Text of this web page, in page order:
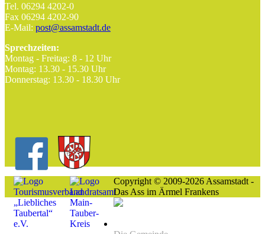
Tel. 06294 4202-0
Fax 06294 4202-90
E-Mail: post@assamstadt.de
Sprechzeiten:
Montag - Freitag: 8 - 12 Uhr
Montag: 13.30 - 15.30 Uhr
Donnerstag: 13.30 - 18.30 Uhr
Copyright © 2009-2026 Assamstadt -
Das Ass im Ärmel Frankens